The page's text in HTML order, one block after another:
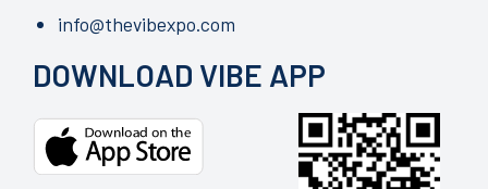
info@thevibexpo.com
DOWNLOAD VIBE APP